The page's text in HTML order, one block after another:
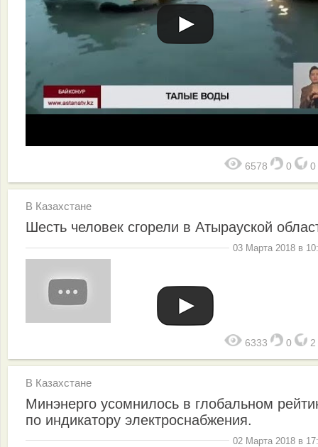
6578 0 0
В Казахстане
Шесть человек сгорели в Атырауской
03 Марта 2018 в
6333 0 2
В Казахстане
Минэнерго усомнилось в глобальном
по индикатору электроснабжения.
02 Марта 2018 в